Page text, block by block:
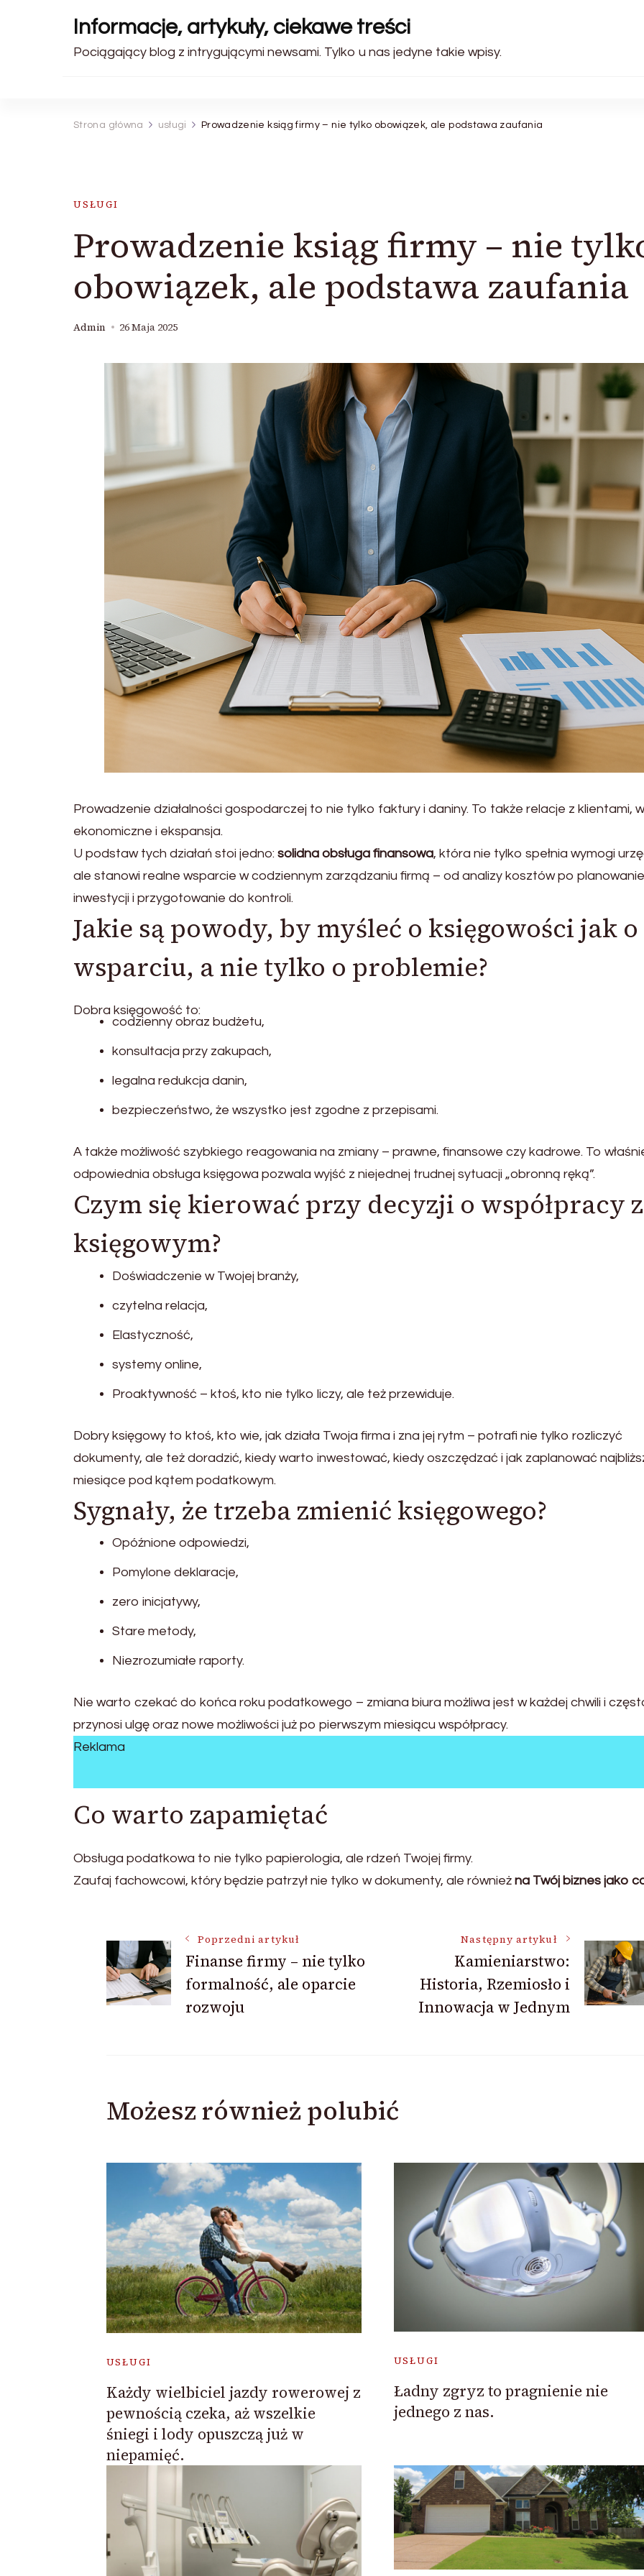
Informacje, artykuły, ciekawe treści
Pociągający blog z intrygującymi newsami. Tylko u nas jedyne takie wpisy.
Strona główna usługi Prowadzenie ksiąg firmy – nie tylko obowiązek, ale podstawa zaufania
USŁUGI
Prowadzenie ksiąg firmy – nie
obowiązek, ale podstawa zaufania
Admin 26 Maja 2025
Prowadzenie działalności gospodarczej to nie tylko faktury i daniny. To także relacje z klientami,
ekonomiczne i ekspansja.
U podstaw tych działań stoi jedno: solidna obsługa finansowa, która nie tylko spełnia wymogi
ale stanowi realne wsparcie w codziennym zarządzaniu firmą – od analizy kosztów po planowanie
inwestycji i przygotowanie do kontroli.
Jakie są powody, by myśleć o księgowości jak o
wsparciu, a nie tylko o problemie?
Dobra księgowość to:
codzienny obraz budżetu,
konsultacja przy zakupach,
legalna redukcja danin,
bezpieczeństwo, że wszystko jest zgodne z przepisami.
A także możliwość szybkiego reagowania na zmiany – prawne, finansowe czy kadrowe. To
odpowiednia obsługa księgowa pozwala wyjść z niejednej trudnej sytuacji „obronną ręką”.
Czym się kierować przy decyzji o współpracy z
księgowym?
Doświadczenie w Twojej branży,
czytelna relacja,
Elastyczność,
systemy online,
Proaktywność – ktoś, kto nie tylko liczy, ale też przewiduje.
Dobry księgowy to ktoś, kto wie, jak działa Twoja firma i zna jej rytm – potrafi nie tylko rozliczyć
dokumenty, ale też doradzić, kiedy warto inwestować, kiedy oszczędzać i jak zaplanować
miesiące pod kątem podatkowym.
Sygnały, że trzeba zmienić księgowego?
Opóźnione odpowiedzi,
Pomylone deklaracje,
zero inicjatywy,
Stare metody,
Niezrozumiałe raporty.
Nie warto czekać do końca roku podatkowego – zmiana biura możliwa jest w każdej chwili i
przynosi ulgę oraz nowe możliwości już po pierwszym miesiącu współpracy.
Reklama
Co warto zapamiętać
Obsługa podatkowa to nie tylko papierologia, ale rdzeń Twojej firmy.
Zaufaj fachowcowi, który będzie patrzył nie tylko w dokumenty, ale również na Twój biznes jako
Nawigacja
wpisu
Poprzedni artykuł
Finanse firmy – nie tylko
formalność, ale oparcie
rozwoju
Następny artykuł
Kamieniarstwo:
Historia, Rzemiosło i
Innowacja w Jednym
Możesz również polubić
USŁUGI
Każdy wielbiciel jazdy rowerowej z
pewnością czeka, aż wszelkie
śniegi i lody opuszczą już w
niepamięć.
USŁUGI
Ładny zgryz to pragnienie nie
jednego z nas.